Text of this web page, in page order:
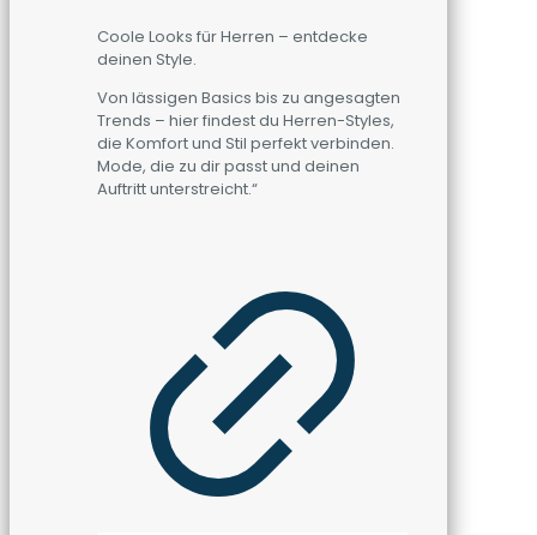
Coole Looks für Herren – entdecke
deinen Style.
Von lässigen Basics bis zu angesagten
Trends – hier findest du Herren-Styles,
die Komfort und Stil perfekt verbinden.
Mode, die zu dir passt und deinen
Auftritt unterstreicht.“